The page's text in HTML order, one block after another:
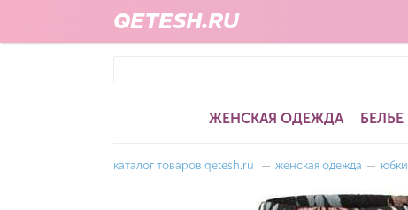
QETESH.RU
ЖЕНСКАЯ ОДЕЖДА БЕЛЬЕ
каталог товаров qetesh.ru — женская одежда — юбки